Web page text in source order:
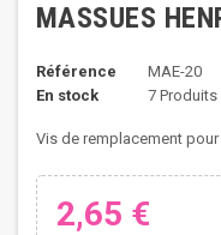
MASSUES
Référence
MAE-20
En stock
7 Produits
Vis de remplacement pour
2,65 €